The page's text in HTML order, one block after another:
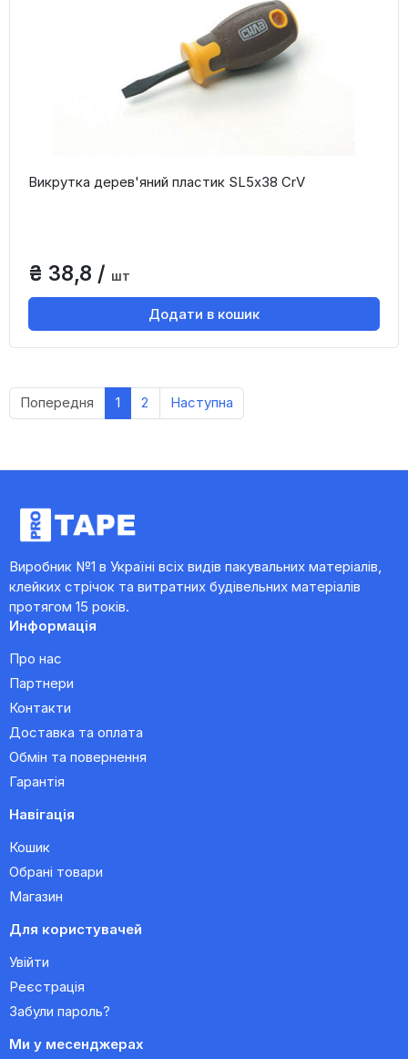
Викрутка дерев'яний пластик SL5x38 CrV
₴ 38,8 / шт
Додати в кошик
Попередня 1 2 Наступна
Виробник №1 в Україні всіх видів пакувальних матеріалів,
клейких стрічок та витратних будівельних матеріалів
протягом 15 років.
Информація
Про нас
Партнери
Контакти
Доставка та оплата
Обмін та повернення
Гарантія
Навігація
Кошик
Обрані товари
Магазин
Для користувачей
Увійти
Реєстрація
Забули пароль?
Ми у месенджерах